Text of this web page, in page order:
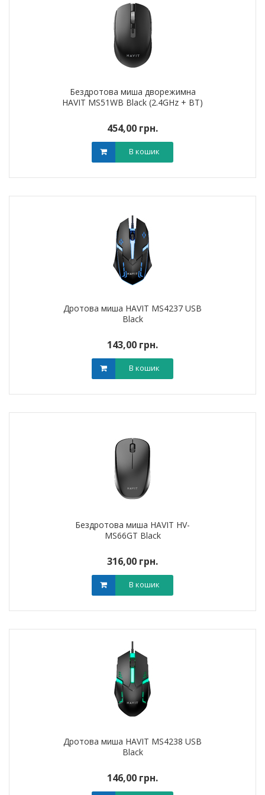
Бездротова миша дворежимна
HAVIT MS51WB Black (2.4GHz + BT)
454,00 грн.
В кошик
Дротова миша HAVIT MS4237 USB
Black
143,00 грн.
В кошик
Бездротова миша HAVIT HV-
MS66GT Black
316,00 грн.
В кошик
Дротова миша HAVIT MS4238 USB
Black
146,00 грн.